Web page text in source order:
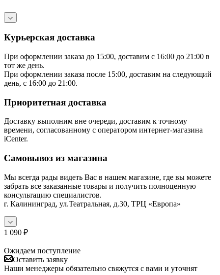
Курьерская доставка
При оформлении заказа до 15:00, доставим с 16:00 до 21:00 в
тот же день.
При оформлении заказа после 15:00, доставим на следующий
день, с 16:00 до 21:00.
Приоритетная доставка
Доставку выполним вне очереди, доставим к точному
времени, согласованному с оператором интернет-магазина
iCenter.
Самовывоз из магазина
Мы всегда рады видеть Вас в нашем магазине, где вы можете
забрать все заказанные товары и получить полноценную
консультацию специалистов.
г. Калининград, ул.Театральная, д.30, ТРЦ «Европа»
1 090 ₽
Ожидаем поступление
Оставить заявку
Наши менеджеры обязательно свяжутся с вами и уточнят